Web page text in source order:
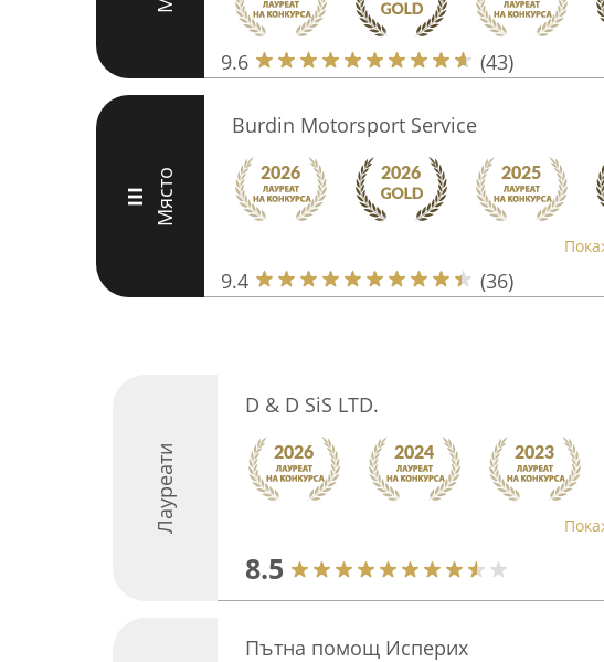
9.6 (43)
III Място
Burdin Motorsport Service
9.4 (36)
Лауреати
D & D SiS LTD.
8.5
Пътна помощ Исперих